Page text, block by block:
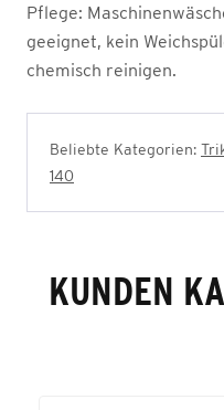
Pflege:
geeignet, kein
chemisch reinigen.
Beliebte Kategorien:
140
KUNDEN